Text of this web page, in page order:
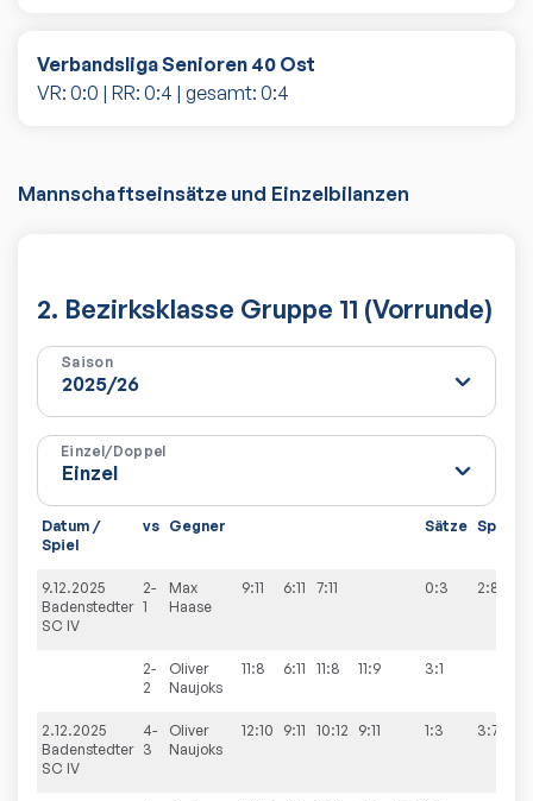
Verbandsliga Senioren 40 Ost
VR: 0:0 | RR: 0:4 | gesamt: 0:4
Mannschaftseinsätze und Einzelbilanzen
2. Bezirksklasse Gruppe 11 (Vorrunde)
Saison
Einzel/Doppel
Datum /
Spiel
vs Gegner Sätze Spiele
9.12.2025
Badenstedter
SC IV
2-
1
Max
Haase
9:11 6:11 7:11 0:3 2:8
2-
2
Oliver
Naujoks
11:8 6:11 11:8 11:9 3:1
2.12.2025
Badenstedter
SC IV
4-
3
Oliver
Naujoks
12:10 9:11 10:12 9:11 1:3 3:7